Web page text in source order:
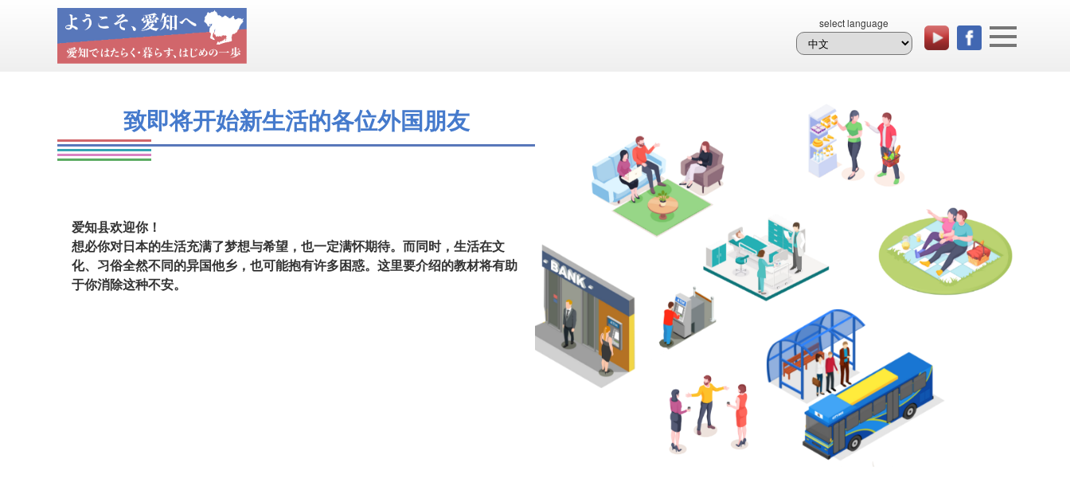
select language
致即将开始新生活的各位外国朋友
爱知县欢迎你！
想必你对日本的生活充满了梦想与希望，也一定满怀期待。而同时，生活在文
化、习俗全然不同的异国他乡，也可能抱有许多困惑。这里要介绍的教材将有助
于你消除这种不安。